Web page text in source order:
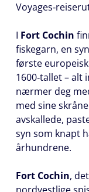
I Fort Cochin
fiskegarn, en
første
1600‑tallet –
nærmer deg
med sine
avskallede,
syn som knapt
århundrene.
Fort Cochin,